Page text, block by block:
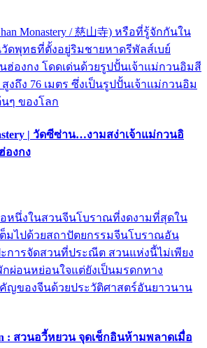
Monastery / 慈山寺) หรือที่รู้จักกันใน
ดพุทธที่ตั้งอยู่ริมชายหาดรีพัลส์เบย์
นฮ่องกง โดดเด่นด้วยรูปปั้นเจ้าแม่กวนอิมสี
ถึง 76 เมตร ซึ่งเป็นรูปปั้นเจ้าแม่กวนอิม
ๆ ของโลก
| วัดซีซ่าน…งามสง่าเจ้าแม่กวนอิ
องกง
หนึ่งในสวนจีนโบราณที่งดงามที่สุดใน
ต็มไปด้วยสถาปัตยกรรมจีนโบราณอัน
การจัดสวนที่ประณีต สวนแห่งนี้ไม่เพียง
ผ่อนหย่อนใจแต่ยังเป็นมรดกทาง
ญของจีนด้วยประวัติศาสตร์อันยาวนาน
: สวนอวี้หยวน จุดเช็กอินห้ามพลาดเมื่อ